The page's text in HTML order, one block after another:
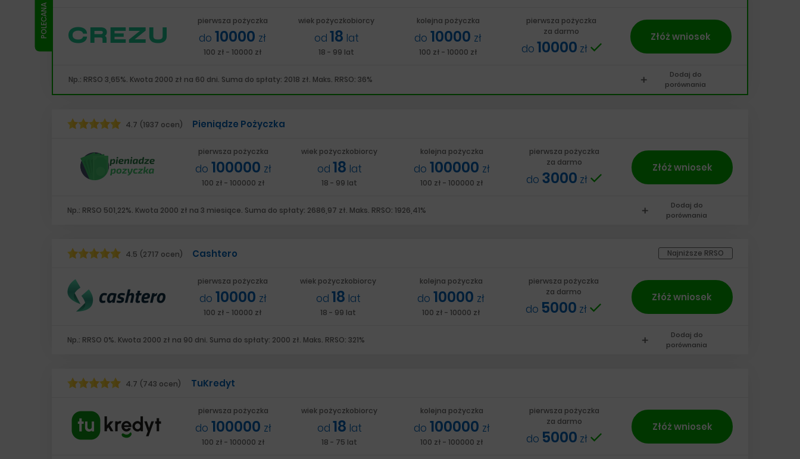
pierwsza pożyczka
do 10000 zł
100 zł - 10000 zł
wiek pożyczkobiorcy
od 18 lat
18 - 99 lat
kolejna pożyczka
do 10000 zł
100 zł - 10000 zł
pierwsza pożyczka
za darmo
do 10000 zł
Złóż wniosek
Np.: RRSO 3,65%. Kwota 2000 zł na 60 dni. Suma do spłaty: 2018 zł. Maks. RRSO: 36% add
Dodaj do
porównania
4.7 (1937 ocen) Pieniądze Pożyczka
pierwsza pożyczka
do 100000 zł
100 zł - 100000 zł
wiek pożyczkobiorcy
od 18 lat
18 - 99 lat
kolejna pożyczka
do 100000 zł
100 zł - 100000 zł
pierwsza pożyczka
za darmo
do 3000 zł
Złóż wniosek
Np.: RRSO 501,22%. Kwota 2000 zł na 3 miesiące. Suma do spłaty: 2686,97 zł. Maks. RRSO: 1926,41% add
Dodaj do
porównania
4.5 (2717 ocen) Cashtero Najniższe RRSO
pierwsza pożyczka
do 10000 zł
100 zł - 10000 zł
wiek pożyczkobiorcy
od 18 lat
18 - 99 lat
kolejna pożyczka
do 10000 zł
100 zł - 10000 zł
pierwsza pożyczka
za darmo
do 5000 zł
Złóż wniosek
Np.: RRSO 0%. Kwota 2000 zł na 90 dni. Suma do spłaty: 2000 zł. Maks. RRSO: 321% add
Dodaj do
porównania
4.7 (743 ocen) TuKredyt
pierwsza pożyczka
do 100000 zł
100 zł - 100000 zł
wiek pożyczkobiorcy
od 18 lat
18 - 75 lat
kolejna pożyczka
do 100000 zł
100 zł - 100000 zł
pierwsza pożyczka
za darmo
do 5000 zł
Złóż wniosek